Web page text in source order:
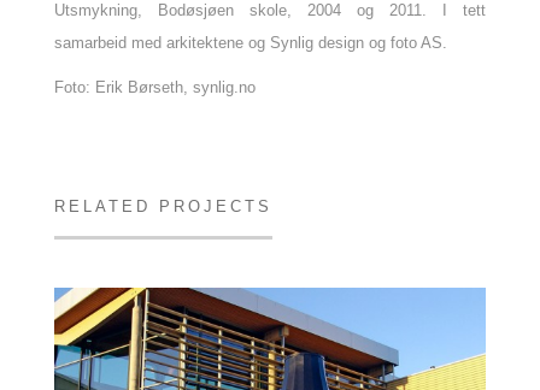
Utsmykning, Bodøsjøen skole, 2004 og 2011. I tett
samarbeid med arkitektene og Synlig design og foto AS.
Foto: Erik Børseth, synlig.no
RELATED PROJECTS